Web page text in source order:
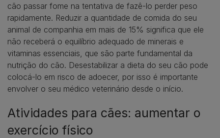
cão passar fome na tentativa de fazê-lo perder peso
rapidamente. Reduzir a quantidade de comida do seu
animal de companhia em mais de 15% significa que ele
não receberá o equilíbrio adequado de minerais e
vitaminas essenciais, que são parte fundamental da
nutrição do cão. Desestabilizar a dieta do seu cão pode
colocá-lo em risco de adoecer, por isso é importante
envolver o seu médico veterinário desde o início.
Atividades para cães: aumentar o
exercício físico